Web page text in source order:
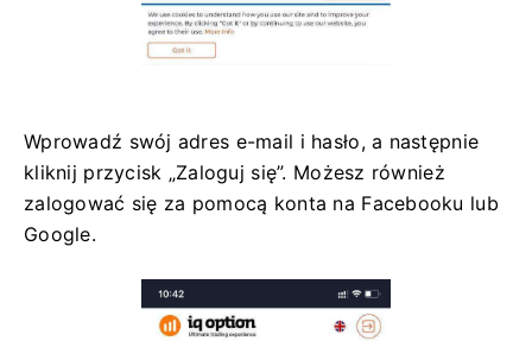
Wprowadź swój adres e-mail i hasło, a następnie
kliknij przycisk „Zaloguj się”. Możesz również
zalogować się za pomocą konta na Facebooku lub
Google.